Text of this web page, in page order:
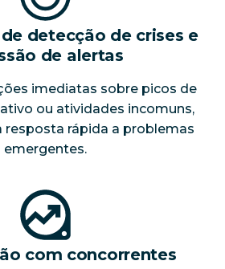
detecção de crises e
de alertas
imediatas sobre picos de
ou atividades incomuns,
rápida a problemas
emergentes.
com concorrentes